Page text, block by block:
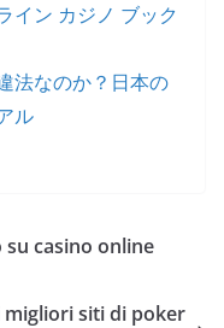
イン カジノ ブック
法なのか？日本の
ル
casino online
migliori siti di poker